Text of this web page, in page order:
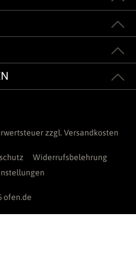
zzgl. Versandkosten
Widerrufsbelehrung
ofen.de